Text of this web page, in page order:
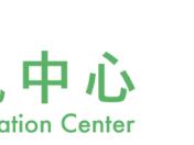
方案」，整合規劃